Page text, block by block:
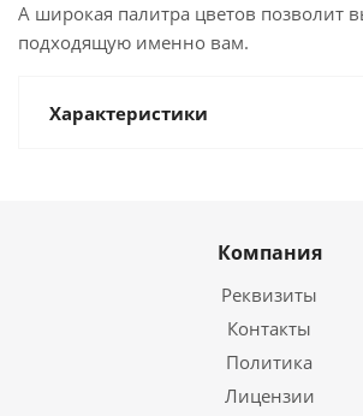
А широкая палитра цветов позволит
подходящую именно вам.
Характеристики
Компания
Реквизиты
Контакты
Политика
Лицензии